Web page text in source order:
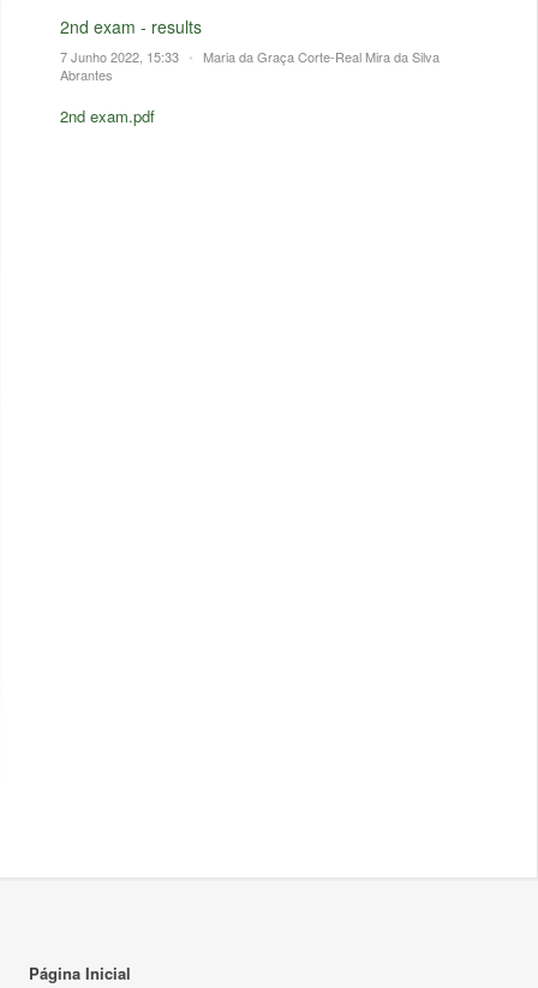
2nd exam - results
7 Junho 2022, 15:33 •
Maria da Graça Corte-Real Mira da Silva
Abrantes
2nd exam.pdf
Página Inicial